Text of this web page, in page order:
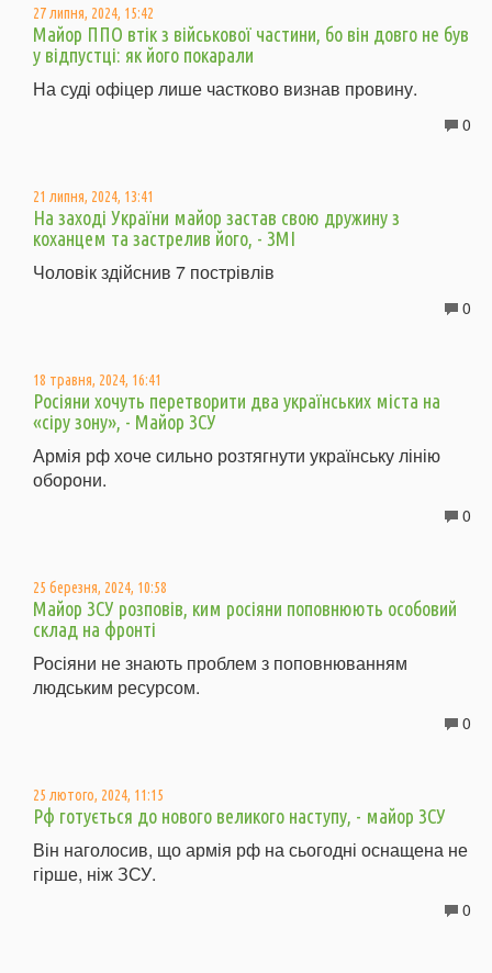
27 липня, 2024, 15:42
Майор ППО втік з військової частини, бо він довго не був
у відпустці: як його покарали
На суді офіцер лише частково визнав провину.
0
21 липня, 2024, 13:41
На заході України майор застав свою дружину з
коханцем та застрелив його, - ЗМІ
Чоловік здійснив 7 пострівлів
0
18 травня, 2024, 16:41
Росіяни хочуть перетворити два українських міста на
«сіру зону», - Майор ЗСУ
Армія рф хоче сильно розтягнути українську лінію
оборони.
0
25 березня, 2024, 10:58
Майор ЗСУ розповів, ким росіяни поповнюють особовий
склад на фронті
Росіяни не знають проблем з поповнюванням
людським ресурсом.
0
25 лютого, 2024, 11:15
Рф готується до нового великого наступу, - майор ЗСУ
Він наголосив, що армія рф на сьогодні оснащена не
гірше, ніж ЗСУ.
0